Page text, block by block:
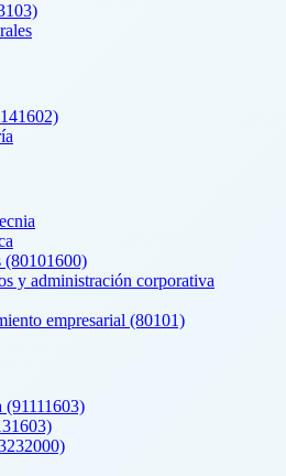
(80101600)
y administración corporativa
empresarial (80101)
(91111603)